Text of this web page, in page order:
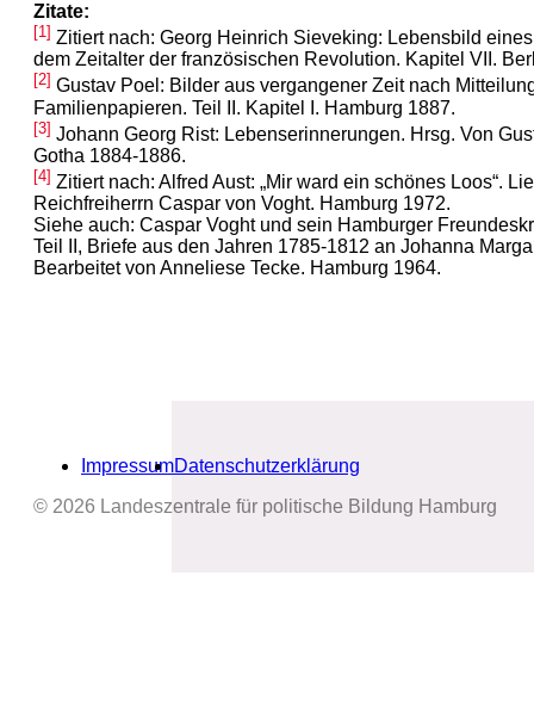
Zitate:
[1] Zitiert nach: Georg Heinrich Sieveking: Lebensbild
dem Zeitalter der französischen Revolution. Kapitel VII.
[2] Gustav Poel: Bilder aus vergangener Zeit nach
Familienpapieren. Teil II. Kapitel I. Hamburg 1887.
[3] Johann Georg Rist: Lebenserinnerungen. Hrsg. Von
Gotha 1884-1886.
[4] Zitiert nach: Alfred Aust: „Mir ward ein schönes Loos“.
Reichfreiherrn Caspar von Voght. Hamburg 1972.
Siehe auch: Caspar Voght und sein Hamburger
Teil II, Briefe aus den Jahren 1785-1812 an Johanna
Bearbeitet von Anneliese Tecke. Hamburg 1964.
ImpressumDatenschutzerklärung
© 2026 Landeszentrale für politische Bildung Hamburg